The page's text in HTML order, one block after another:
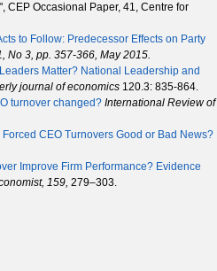
", CEP Occasional Paper, 41, Centre for
to Follow: Predecessor Effects on Party
No 3, pp. 357-366, May 2015.
Matter? National Leadership and
journal of economics 120.3: 835-864.
turnover changed? International Review of
Forced CEO Turnovers Good or Bad News?
Improve Firm Performance? Evidence
159, 279–303.